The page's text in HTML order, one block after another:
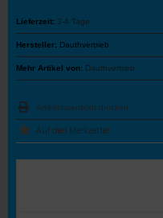
Lieferzeit: 3-4 Tage
Hersteller: Dauthvertrieb
Mehr Artikel von: Dauthvertrieb
Artikeldatenblatt drucken